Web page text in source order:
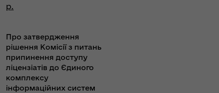
р.
Про затвердження
рішення Комісії з питань
припинення доступу
ліцензіатів до Єдиного
комплексу
інформаційних систем